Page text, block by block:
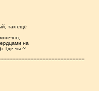
так ещё
на
Где чьё?